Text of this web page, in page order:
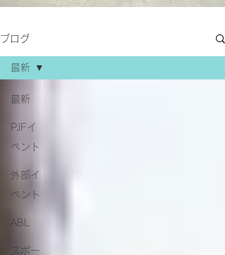
ブログ
最新
PJFイ
ベント
外部イ
ベント
ABL
スポー
最新